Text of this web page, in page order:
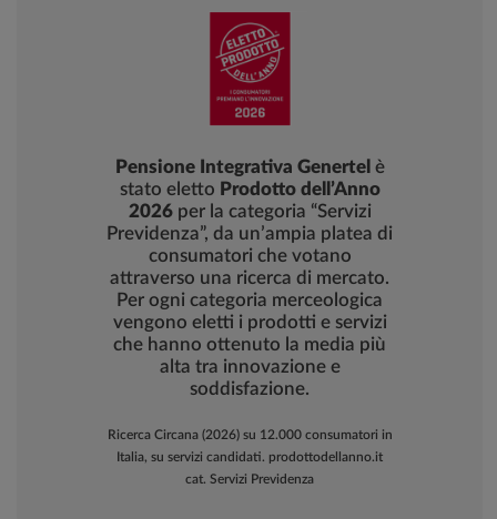
Pensione Integrativa Genertel è
stato eletto Prodotto dell’Anno
2026per la categoria “Servizi
Previdenza”, da un’ampia platea di
consumatori che votano
attraverso una ricerca di mercato.
Per ogni categoria merceologica
vengono eletti i prodotti e servizi
che hanno ottenuto la media più
alta tra innovazione e
soddisfazione.
Ricerca Circana (2026) su 12.000 consumatori in
Italia, su servizi candidati. prodottodellanno.it
cat. Servizi Previdenza